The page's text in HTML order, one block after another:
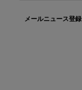
メールニュース登録